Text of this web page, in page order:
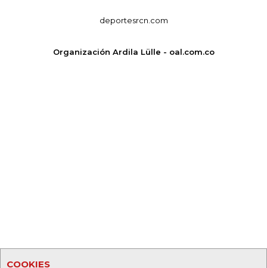
COOKIES
deportesrcn.com
Organización Ardila Lülle - oal.com.co